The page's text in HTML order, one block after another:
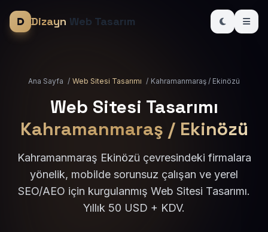
Dizayn Web Tasarım
Ana Sayfa / Web Sitesi Tasarımı / Kahramanmaraş / Ekinözü
Web Sitesi Tasarımı
Kahramanmaraş / Ekinözü
Kahramanmaraş Ekinözü çevresindeki firmalara
yönelik, mobilde sorunsuz çalışan ve yerel
SEO/AEO için kurgulanmış Web Sitesi Tasarımı.
Yıllık 50 USD + KDV.